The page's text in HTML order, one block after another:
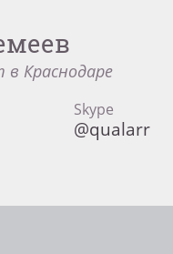
Краснодаре
Skype
@qualarr